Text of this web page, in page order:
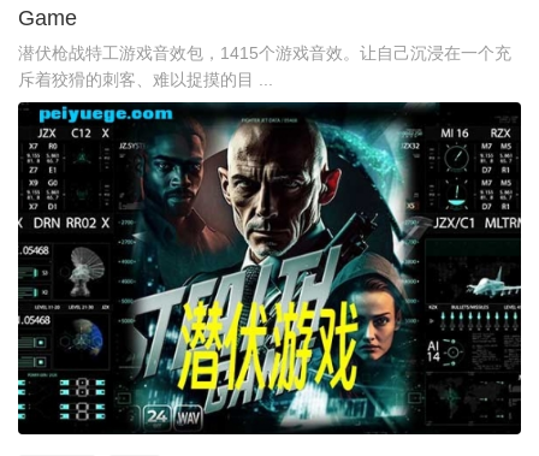
Game
潜伏枪战特工游戏音效包，1415个游戏音效。让自己沉浸在一个充
斥着狡猾的刺客、难以捉摸的目 ...